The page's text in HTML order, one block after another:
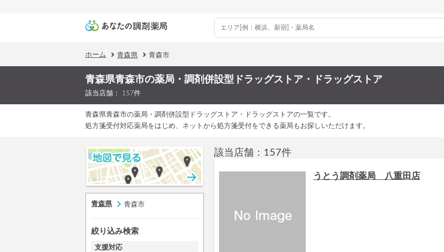
ホーム 青森県 青森市
青森県青森市の薬局・調剤併設型ドラッグストア・ドラッグストア
該当店舗： 157件
青森県青森市の薬局・調剤併設型ドラッグストア・ドラッグストアの一覧です。
処方箋受付対応薬局をはじめ、ネットから処方箋受付をできる薬局もお探しいただけます。
青森県 青森市
絞り込み検索
支援対応
該当店舗：157件
うとう調剤薬局 八重田店